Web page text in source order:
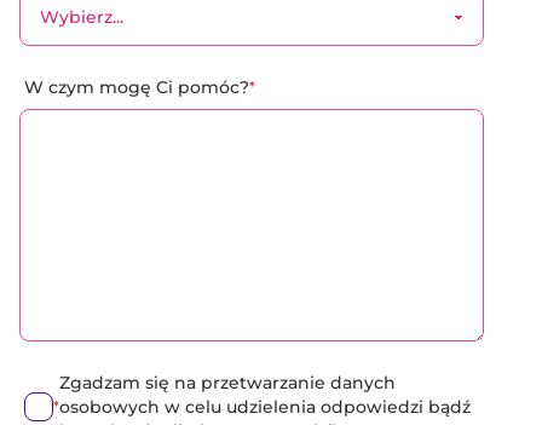
W czym mogę Ci pomóc?*
*
Zgadzam się na przetwarzanie danych
osobowych w celu udzielenia odpowiedzi bądź